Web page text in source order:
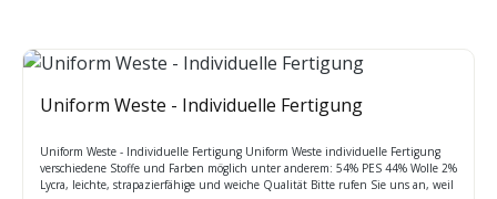
Uniform Weste - Individuelle Fertigung
Uniform Weste - Individuelle Fertigung Uniform Weste individuelle Fertigung
verschiedene Stoffe und Farben möglich unter anderem: 54% PES 44% Wolle 2%
Lycra, leichte, strapazierfähige und weiche Qualität Bitte rufen Sie uns an, weil